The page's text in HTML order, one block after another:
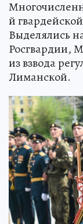
й
Выделялись
Росгвардии,
из взвода
Лиманской.